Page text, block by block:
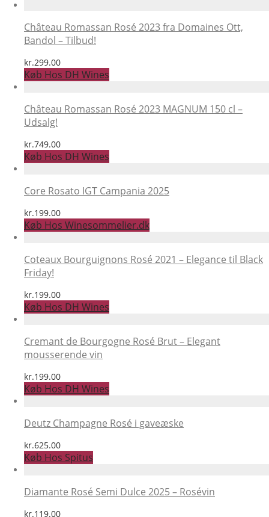
Château Romassan Rosé 2023 fra Domaines Ott,
Bandol – Tilbud!
kr.299.00
Køb Hos DH Wines
Château Romassan Rosé 2023 MAGNUM 150 cl –
Udsalg!
kr.749.00
Køb Hos DH Wines
Core Rosato IGT Campania 2025
kr.199.00
Køb Hos Winesommelier.dk
Coteaux Bourguignons Rosé 2021 – Elegance til Black
Friday!
kr.199.00
Køb Hos DH Wines
Cremant de Bourgogne Rosé Brut – Elegant
mousserende vin
kr.199.00
Køb Hos DH Wines
Deutz Champagne Rosé i gaveæske
kr.625.00
Køb Hos Spitus
Diamante Rosé Semi Dulce 2025 – Rosévin
kr.119.00